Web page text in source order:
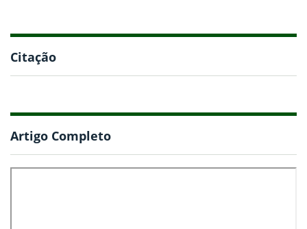
Citação
Artigo Completo